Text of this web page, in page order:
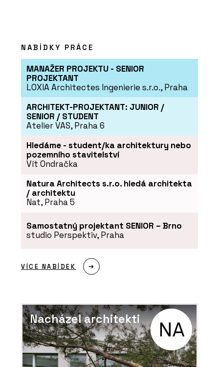
PRODUKTY
Cyklostojan IKS - Urbania
Lavička Spirit - Urbania
PRODUKTY
Lavička Lany - Urbania
NABÍDKY PRÁCE
MANAŽER PROJEKTU - SENIOR
PROJEKTANT
LOXIA Architectes Ingenierie s.r.o., Praha
ARCHITEKT-PROJEKTANT: JUNIOR /
SENIOR / STUDENT
Atelier VAS, Praha 6
Hledáme - student/ka architektury nebo
pozemního stavitelství
Vít Ondračka
Natura Architects s.r.o. hledá architekta
/ architektu
Nat, Praha 5
Samostatný projektant SENIOR – Brno
studio Perspektiv, Praha
VÍCE NABÍDEK
Nacházel architekti